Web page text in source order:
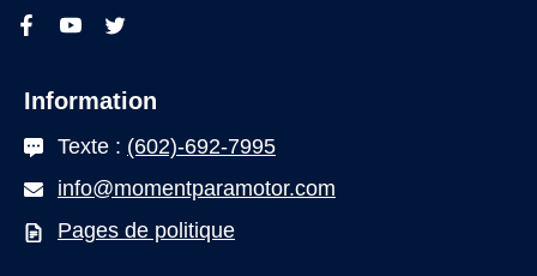
Information
Texte : (602)-692-7995
info@momentparamotor.com
Pages de politique